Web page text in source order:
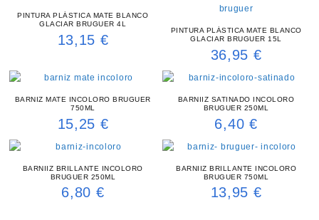
PINTURA PLÁSTICA MATE BLANCO
GLACIAR BRUGUER 4L
13,15 €
PINTURA PLÁSTICA MATE BLANCO
GLACIAR BRUGUER 15L
36,95 €
BARNIZ MATE INCOLORO BRUGUER
750ML
15,25 €
BARNIIZ SATINADO INCOLORO
BRUGUER 250ML
6,40 €
BARNIIZ BRILLANTE INCOLORO
BRUGUER 250ML
6,80 €
BARNIIZ BRILLANTE INCOLORO
BRUGUER 750ML
13,95 €